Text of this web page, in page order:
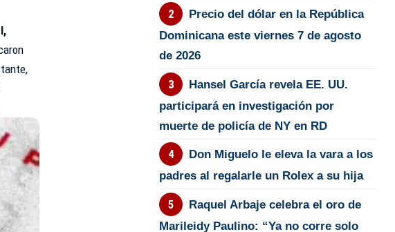
Precio del dólar en la República
Dominicana este viernes 7 de agosto
de 2026
Hansel García revela EE. UU.
participará en investigación por
muerte de policía de NY en RD
Don Miguelo le eleva la vara a los
padres al regalarle un Rolex a su hija
Raquel Arbaje celebra el oro de
Marileidy Paulino: “Ya no corre solo